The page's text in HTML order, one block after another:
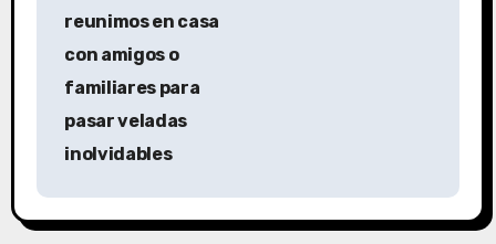
ó
reunimos en casa
con amigos o
familiares para
pasar veladas
inolvidables